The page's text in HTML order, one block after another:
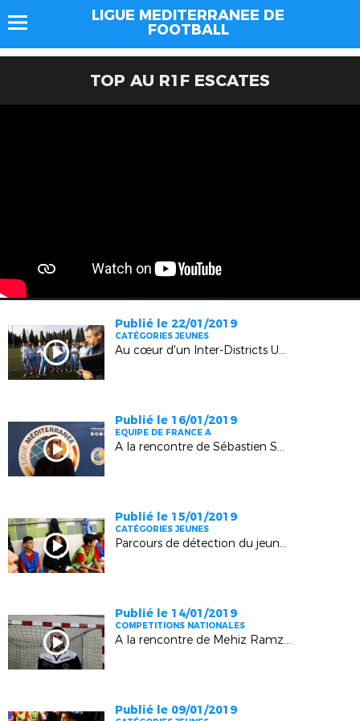
LIGUE MEDITERRANEE DE
FOOTBALL
TOP AU R1F ESCATES
Publié le 22/01/2019
CATÉGORIES JEUNES
Au cœur d'un Inter-Districts U15 (Pélissanne)
Publié le 16/01/2019
EQUIPE DE FRANCE A
A la rencontre de Sébastien Squillaci (Aix-en-Provence)
Publié le 15/01/2019
CATÉGORIES JEUNES
Parcours de détection du jeune joueur par Laurent Lauzun (CTR Méditerranée)
Publié le 14/01/2019
COMPETITIONS NATIONALES
A la rencontre de Mehiz Ramzy (Minots Panier Marseille Futsal)
Publié le 09/01/2019